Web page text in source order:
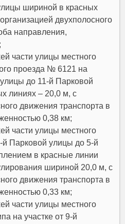
шириной в красных
двухполосного
направления,
части улицы местного
проезда № 6121 на
до 11-й Парковой
линиях – 20,0 м, с
движения транспорта в
0,38 км;
части улицы местного
й Парковой улицы до 5-й
в красные линии
шириной 20,0 м, с
движения транспорта в
0,33 км;
части улицы местного
на участке от 9-й